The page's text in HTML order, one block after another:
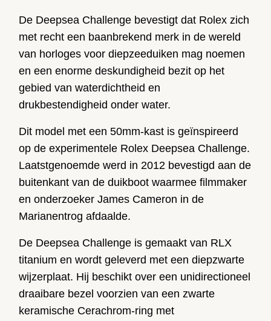
De Deepsea Challenge bevestigt dat Rolex zich
met recht een baanbrekend merk in de wereld
van horloges voor diepzeeduiken mag noemen
en een enorme deskundigheid bezit op het
gebied van waterdichtheid en
drukbestendigheid onder water.
Dit model met een 50mm-kast is geïnspireerd
op de experimentele Rolex Deepsea Challenge.
Laatstgenoemde werd in 2012 bevestigd aan de
buitenkant van de duikboot waarmee filmmaker
en onderzoeker James Cameron in de
Marianentrog afdaalde.
De Deepsea Challenge is gemaakt van RLX
titanium en wordt geleverd met een diepzwarte
wijzerplaat. Hij beschikt over een unidirectioneel
draaibare bezel voorzien van een zwarte
keramische Cerachrom-ring met